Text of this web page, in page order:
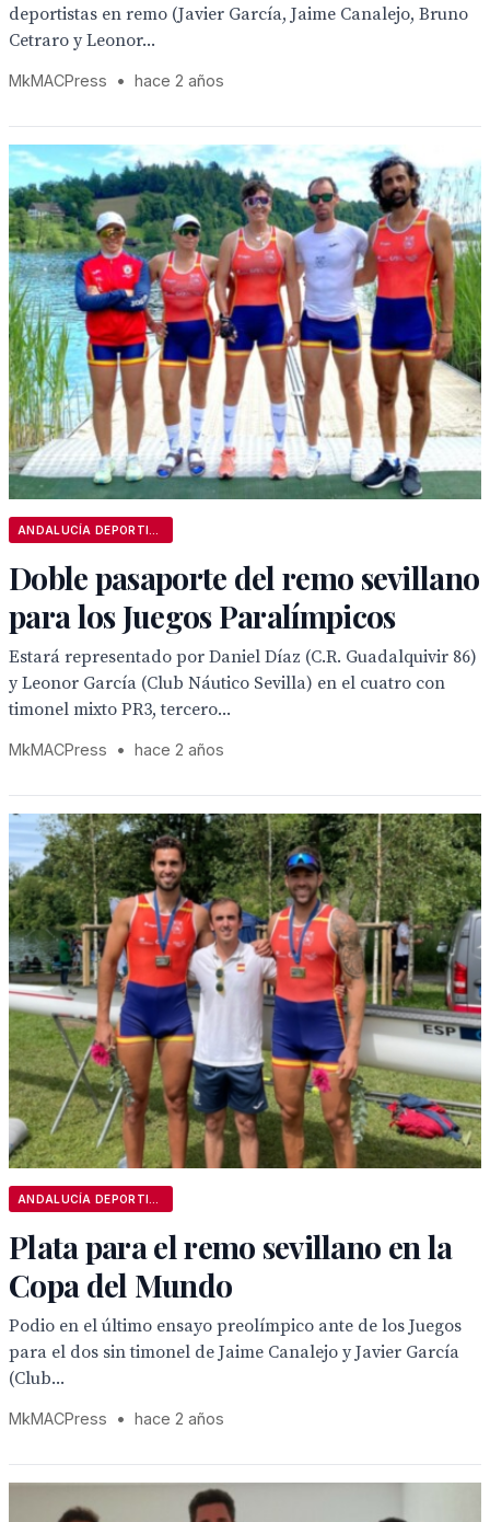
deportistas en remo (Javier García, Jaime Canalejo, Bruno
Cetraro y Leonor...
MkMACPress • hace 2 años
Doble pasaporte del remo sevillano
para los Juegos Paralímpicos
Estará representado por Daniel Díaz (C.R. Guadalquivir 86)
y Leonor García (Club Náutico Sevilla) en el cuatro con
timonel mixto PR3, tercero...
MkMACPress • hace 2 años
Plata para el remo sevillano en la
Copa del Mundo
Podio en el último ensayo preolímpico ante de los Juegos
para el dos sin timonel de Jaime Canalejo y Javier García
(Club...
MkMACPress • hace 2 años